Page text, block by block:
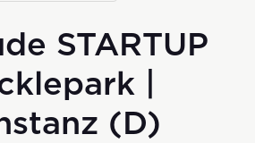
STARTUP
|
(D)